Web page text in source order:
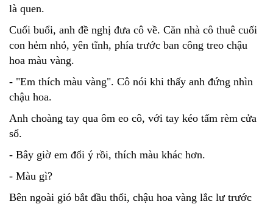
là quen.
Cuối buổi, anh đề nghị đưa cô về. Căn nhà cô thuê cuối
con hẻm nhỏ, yên tĩnh, phía trước ban công treo chậu
hoa màu vàng.
- "Em thích màu vàng". Cô nói khi thấy anh đứng nhìn
chậu hoa.
Anh choàng tay qua ôm eo cô, với tay kéo tấm rèm cửa
sổ.
- Bây giờ em đổi ý rồi, thích màu khác hơn.
- Màu gì?
Bên ngoài gió bắt đầu thổi, chậu hoa vàng lắc lư trước